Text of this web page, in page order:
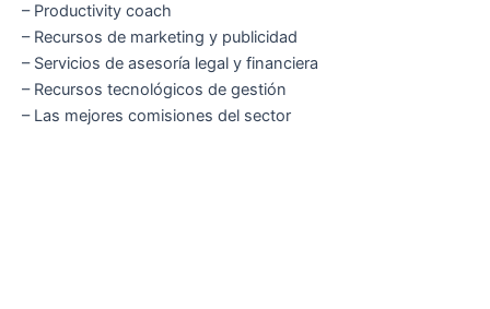
– Productivity coach
– Recursos de marketing y publicidad
– Servicios de asesoría legal y financiera
– Recursos tecnológicos de gestión
– Las mejores comisiones del sector